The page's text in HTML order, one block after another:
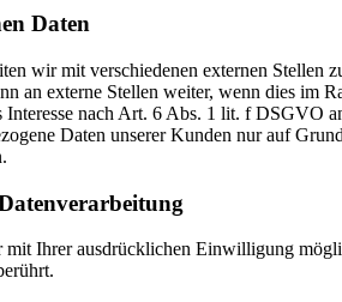
Daten
wir mit verschiedenen externen
an externe Stellen weiter, wenn dies
nach Art. 6 Abs. 1 lit. f DSGVO
Daten unserer Kunden nur auf
mit Ihrer ausdrücklichen Einwilligung